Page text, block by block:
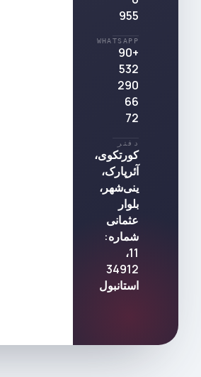
955
WHATSAPP
+90
532
290
66
72
دفتر
کورتکوی،
آئرپارک،
ینی‌شهر،
بلوار
عثمانی
شماره:
11،
34912
استانبول